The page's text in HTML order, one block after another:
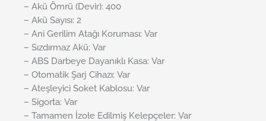
– Akü Ömrü (Devir): 400
– Akü Sayısı: 2
– Ani Gerilim Atağı Koruması: Var
– Sızdırmaz Akü: Var
– ABS Darbeye Dayanıklı Kasa: Var
– Otomatik Şarj Cihazı: Var
– Ateşleyici Soket Kablosu: Var
– Sigorta: Var
– Tamamen İzole Edilmiş Kelepçeler: Var